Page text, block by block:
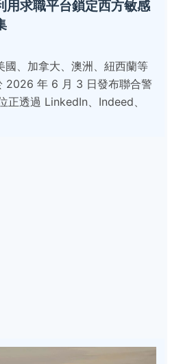
用求職平台鎖定西方敏感
、加拿大、澳洲、紐西蘭等
2026 年 6 月 3 日發布聯合警
正透過 LinkedIn、Indeed、